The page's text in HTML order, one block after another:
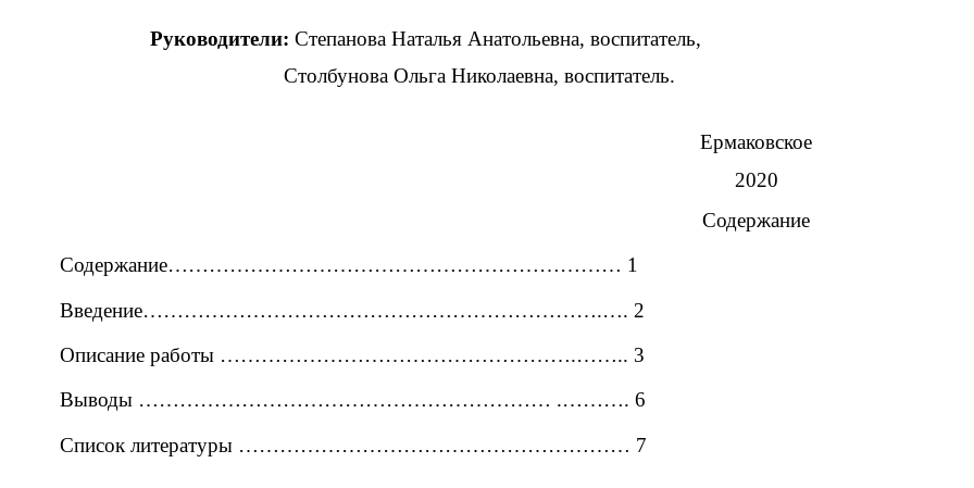
Руководители: Степанова Наталья Анатольевна, воспитатель,
Столбунова Ольга Николаевна, воспитатель.
Ермаковское
2020
Содержание
Содержание………………………………………………………… 1
Введение………………………………………………………….…. 2
Описание работы …………………………………………….…….. 3
Выводы …………………………………………………… .………. 6
Список литературы ………………………………………………… 7